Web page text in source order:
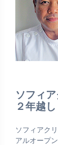
ソフィ
２年越
ソフィアク
アルオープ